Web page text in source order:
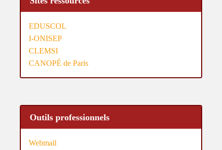
EDUSCOL
I-ONISEP
CLEMSI
CANOPÉ de Paris
Outils professionnels
Webmail